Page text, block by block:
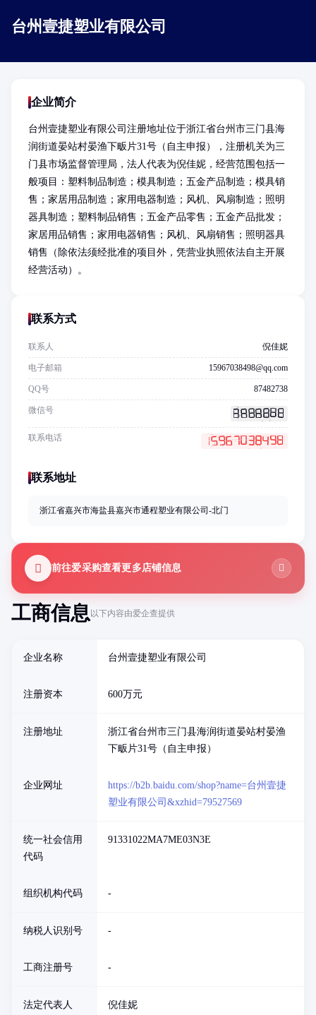
台州壹捷塑业有限公司
工商信息以下内容由爱企查提供
企业名称 台州壹捷塑业有限公司
注册资本 600万元
注册地址
浙江省台州市三门县海润街道晏站村晏渔
下畈片31号（自主申报）
企业网址
https://b2b.baidu.com/shop?name=台州壹捷
塑业有限公司&xzhid=79527569
统一社会信用
代码
91331022MA7ME03N3E
组织机构代码 -
纳税人识别号 -
工商注册号 -
法定代表人 倪佳妮
企业简介
台州壹捷塑业有限公司注册地址位于浙江省台州市三门县海
润街道晏站村晏渔下畈片31号（自主申报），注册机关为三
门县市场监督管理局，法人代表为倪佳妮，经营范围包括一
般项目：塑料制品制造；模具制造；五金产品制造；模具销
售；家居用品制造；家用电器制造；风机、风扇制造；照明
器具制造；塑料制品销售；五金产品零售；五金产品批发；
家居用品销售；家用电器销售；风机、风扇销售；照明器具
销售（除依法须经批准的项目外，凭营业执照依法自主开展
经营活动）。
联系方式
联系人 倪佳妮
电子邮箱 15967038498@qq.com
QQ号 87482738
微信号
联系电话
联系地址
浙江省嘉兴市海盐县嘉兴市通程塑业有限公司-北门
前往爱采购查看更多店铺信息